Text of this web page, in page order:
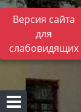
Версия сайта
для
слабовидящих